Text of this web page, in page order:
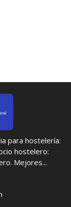
para hostelería:
hostelero:
Mejores...